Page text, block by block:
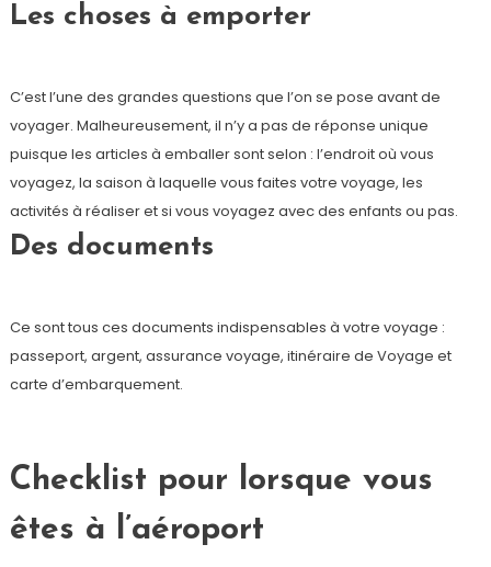
Les choses à emporter
C’est l’une des grandes questions que l’on se pose avant de
voyager. Malheureusement, il n’y a pas de réponse unique
puisque les articles à emballer sont selon : l’endroit où vous
voyagez, la saison à laquelle vous faites votre voyage, les
activités à réaliser et si vous voyagez avec des enfants ou pas.
Des documents
Ce sont tous ces documents indispensables à votre voyage :
passeport, argent, assurance voyage, itinéraire de Voyage et
carte d’embarquement.
Checklist pour lorsque vous
êtes à l’aéroport